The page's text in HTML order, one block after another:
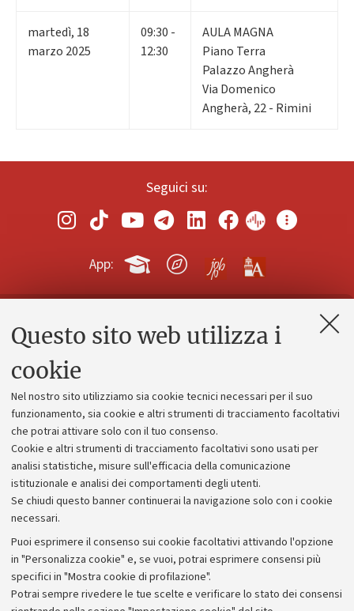
Questo sito web utilizza i
cookie
Nel nostro sito utilizziamo sia cookie tecnici necessari per il suo
funzionamento, sia cookie e altri strumenti di tracciamento facoltativi
che potrai attivare solo con il tuo consenso.
Cookie e altri strumenti di tracciamento facoltativi sono usati per
analisi statistiche, misure sull'efficacia della comunicazione
istituzionale e analisi dei comportamenti degli utenti.
Se chiudi questo banner continuerai la navigazione solo con i cookie
necessari.
Puoi esprimere il consenso sui cookie facoltativi attivando l'opzione
in "Personalizza cookie" e, se vuoi, potrai esprimere consensi più
specifici in "Mostra cookie di profilazione".
Potrai sempre rivedere le tue scelte e verificare lo stato dei consensi
martedì, 18
marzo 2025
09:30 -
12:30
AULA MAGNA
Piano Terra
Palazzo Angherà
Via Domenico
Angherà, 22 - Rimini
Seguici su:
App:
Contatti e PEC
Alumni community
Piano strategico
Bilanci
Donazioni e 5x1000
Merchandising - UniboStore
Bandi, gare e concorsi
Albo online
Amministrazione trasparente